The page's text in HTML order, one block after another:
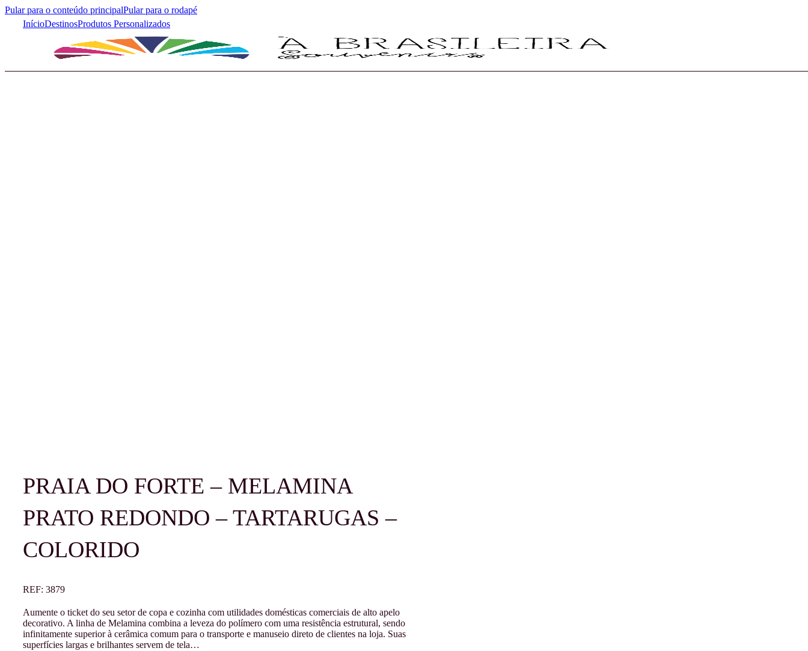
Pular para o conteúdo principalPular para o rodapé
InícioDestinosProdutos Personalizados
PRAIA DO FORTE – MELAMINA
PRATO REDONDO – TARTARUGAS –
COLORIDO
REF: 3879
Aumente o ticket do seu setor de copa e cozinha com utilidades domésticas comerciais de alto apelo
decorativo. A linha de Melamina combina a leveza do polímero com uma resistência estrutural, sendo
infinitamente superior à cerâmica comum para o transporte e manuseio direto de clientes na loja. Suas
superfícies largas e brilhantes servem de tela…